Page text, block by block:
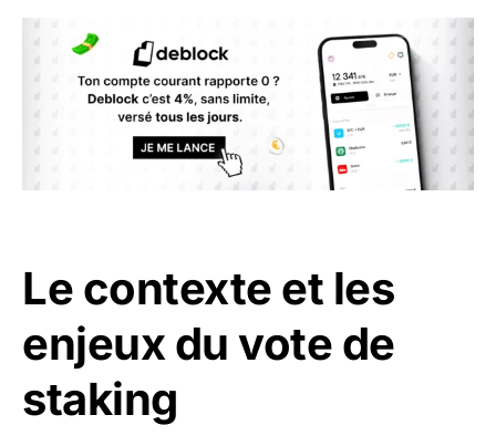
Le contexte et les
enjeux du vote de
staking